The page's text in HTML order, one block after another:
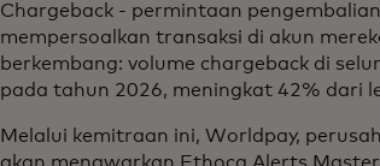
Chargeback - permintaan
mempersoalkan transaksi di akun
berkembang: volume chargeback di
pada tahun 2026, meningkat 42% dari
Melalui kemitraan ini, Worldpay,